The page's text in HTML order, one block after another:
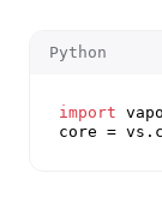
Python
import
core =